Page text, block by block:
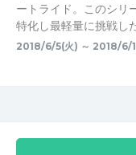
ートライド。このシリ
特化し最軽量に挑戦し
2018/6/5(火) ～ 2018/6/